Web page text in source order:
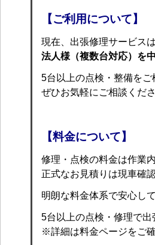
【ご利用について】
現在、出張修理サービスは
法人様（複数台対応）を
5台以上の点検・整備をご
ぜひお気軽にご相談くださ
【料金について】
修理・点検の料金は作業
正式なお見積りは現車確
明朗な料金体系で安心し
5台以上の点検・修理で出
※詳細は料金ページをご確